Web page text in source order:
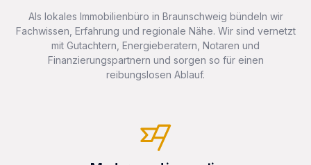
Als lokales Immobilienbüro in Braunschweig bündeln wir
Fachwissen, Erfahrung und regionale Nähe. Wir sind vernetzt
mit Gutachtern, Energieberatern, Notaren und
Finanzierungspartnern und sorgen so für einen
reibungslosen Ablauf.